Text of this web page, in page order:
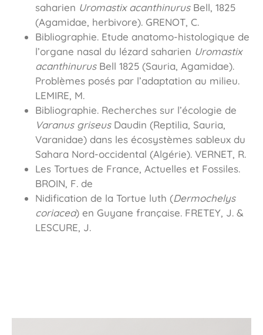
saharien Uromastix acanthinurusBell, 1825
(Agamidae, herbivore). GRENOT, C.
Bibliographie. Etude anatomo-histologique de
l’organe nasal du lézard saharien Uromastix
acanthinurusBell 1825 (Sauria, Agamidae).
Problèmes posés par l’adaptation au milieu.
LEMIRE, M.
Bibliographie. Recherches sur l’écologie de
Varanus griseusDaudin (Reptilia, Sauria,
Varanidae) dans les écosystèmes sableux du
Sahara Nord-occidental (Algérie). VERNET, R.
Les Tortues de France, Actuelles et Fossiles.
BROIN, F. de
Nidification de la Tortue luth (Dermochelys
coriacea) en Guyane française. FRETEY, J. &
LESCURE, J.